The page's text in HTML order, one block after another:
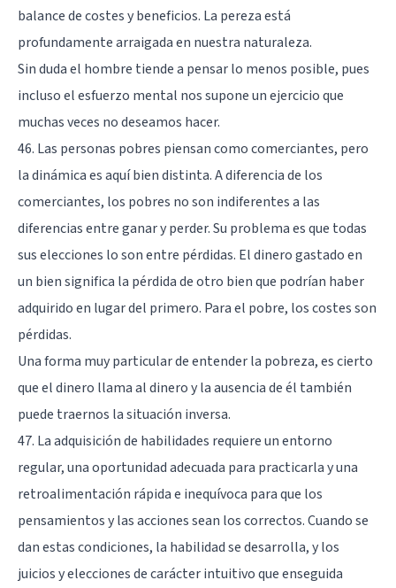
balance de costes y beneficios. La pereza está
profundamente arraigada en nuestra naturaleza.
Sin duda el hombre tiende a pensar lo menos posible, pues
incluso el esfuerzo mental nos supone un ejercicio que
muchas veces no deseamos hacer.
46. Las personas pobres piensan como comerciantes, pero
la dinámica es aquí bien distinta. A diferencia de los
comerciantes, los pobres no son indiferentes a las
diferencias entre ganar y perder. Su problema es que todas
sus elecciones lo son entre pérdidas. El dinero gastado en
un bien significa la pérdida de otro bien que podrían haber
adquirido en lugar del primero. Para el pobre, los costes son
pérdidas.
Una forma muy particular de entender la pobreza, es cierto
que el dinero llama al dinero y la ausencia de él también
puede traernos la situación inversa.
47. La adquisición de habilidades requiere un entorno
regular, una oportunidad adecuada para practicarla y una
retroalimentación rápida e inequívoca para que los
pensamientos y las acciones sean los correctos. Cuando se
dan estas condiciones, la habilidad se desarrolla, y los
juicios y elecciones de carácter intuitivo que enseguida